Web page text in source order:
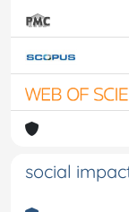
social